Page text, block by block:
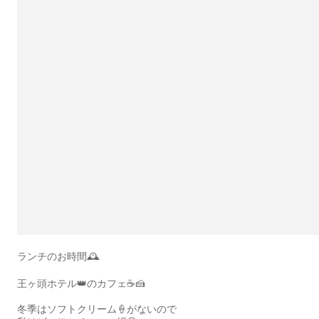
ランチのお時間🕰️
王ヶ頭ホテル👑のカフェ☕️🍰
冬季はソフトクリーム🍦がないので